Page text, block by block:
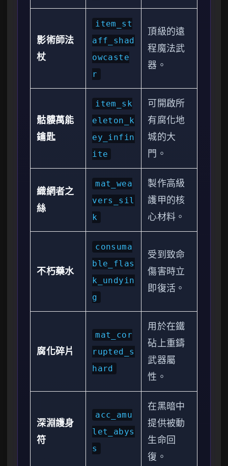
影術師法
杖
item_st
aff_shad
owcaste
r
頂級的遠
程魔法武
器。
骷髏萬能
鑰匙
item_sk
eleton_k
ey_infin
ite
可開啟所
有腐化地
城的大
門。
織網者之
絲
mat_wea
vers_sil
k
製作高級
護甲的核
心材料。
不朽藥水
consuma
ble_flas
k_undyin
g
受到致命
傷害時立
即復活。
腐化碎片
mat_cor
rupted_s
hard
用於在鐵
砧上重鑄
武器屬
性。
深淵護身
符
acc_amu
let_abys
s
在黑暗中
提供被動
生命回
復。